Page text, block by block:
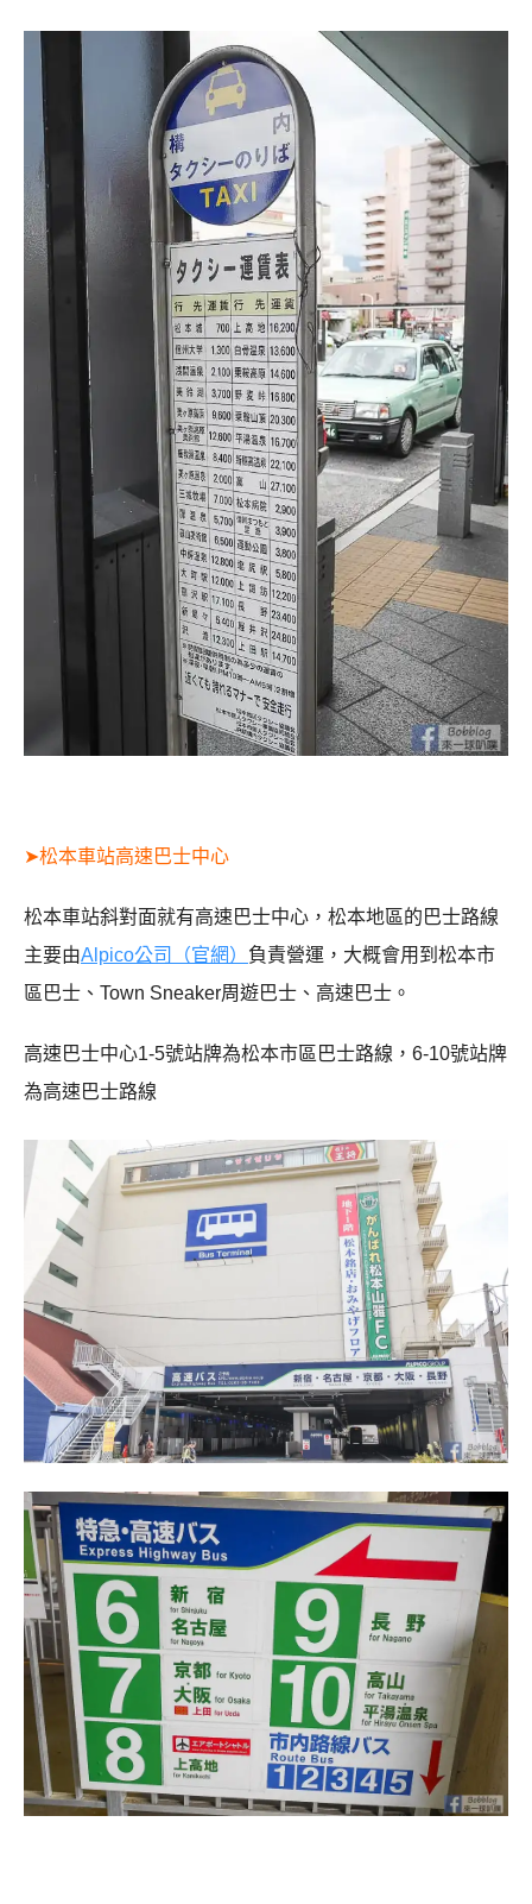
➤松本車站高速巴士中心
松本車站斜對面就有高速巴士中心，松本地區的巴士路線
主要由Alpico公司（官網） 負責營運，大概會用到松本市
區巴士、Town Sneaker周遊巴士、高速巴士。
高速巴士中心1-5號站牌為松本市區巴士路線，6-10號站牌
為高速巴士路線